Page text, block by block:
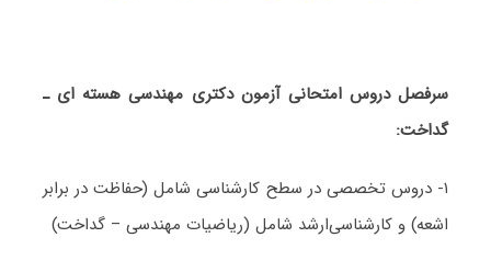
سرفصل دروس امتحانی آزمون دکتری مهندسی هسته ای ـ
گداخت:
۱- دروس تخصصی در سطح کارشناسی شامل (حفاظت در برابر
اشعه) و کارشناسی‌ارشد شامل (ریاضیات مهندسی – گداخت)